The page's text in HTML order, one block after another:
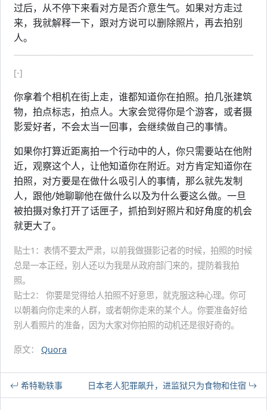
过后，从不停下来看对方是否介意生气。如果对方走过
来，我就解释一下，跟对方说可以删除照片，再去拍别
人。
[-]
你拿着个相机在街上走，谁都知道你在拍照。拍几张建筑
物，拍点标志，拍点人。大家会觉得你是个游客，或者摄
影爱好者，不会太当一回事，会继续做自己的事情。
如果你打算近距离拍一个行动中的人，你只需要站在他附
近，观察这个人，让他知道你在附近。对方肯定知道你在
拍照，对方要是在做什么吸引人的事情，那么就先发制
人，跟他/她聊聊他在做什么以及为什么要这么做。一旦
被拍摄对象打开了话匣子，抓拍到好照片和好角度的机会
就更大了。
贴士1：表情不要太严肃，以前我做摄影记者的时候，拍照的时候
总是一本正经，别人还以为我是从政府部门来的，提防着我拍
照。
贴士2： 你要是觉得给人拍照不好意思，就克服这种心理。你可
以朝着向你走来的人群，或者朝你走来的某个人。你要准备好给
别人看照片的准备，因为大家对你拍照的动机还是很好奇的。
原文： Quora
希特勒轶事 日本老人犯罪飙升，进监狱只为食物和住宿